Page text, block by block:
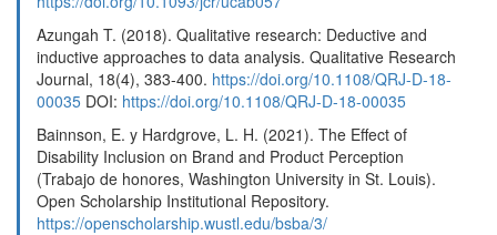
Azungah T. (2018). Qualitative research: Deductive and
inductive approaches to data analysis. Qualitative Research
Journal, 18(4), 383-400. https://doi.org/10.1108/QRJ-D-18-
00035 DOI: https://doi.org/10.1108/QRJ-D-18-00035
Bainnson, E. y Hardgrove, L. H. (2021). The Effect of
Disability Inclusion on Brand and Product Perception
(Trabajo de honores, Washington University in St. Louis).
Open Scholarship Institutional Repository.
https://openscholarship.wustl.edu/bsba/3/